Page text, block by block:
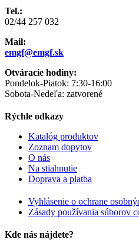
Tel.:
02/44 257 032
Mail:
emgf@emgf.sk
Otváracie hodiny:
Pondelok-Piatok: 7:30-16:00
Sobota-Nedeľa: zatvorené
Rýchle odkazy
Katalóg produktov
Zoznam dopytov
O nás
Na stiahnutie
Doprava a platba
Vyhlásenie o ochrane
Zásady používania súborov
Kde nás nájdete?